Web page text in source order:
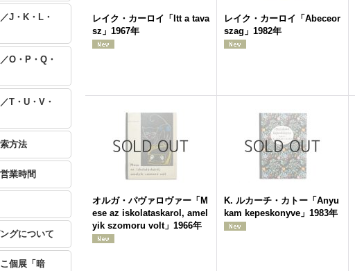
J・K・L・
O・P・Q・
T・U・V・
方法
業時間
グについて
個展「暗
レイク・カーロイ「Itt a tava
sz」1967年
レイク・カーロイ「Abeceor
szag」1982年
オルガ・パヴァロヴァー「M
ese az iskolataskarol, amel
yik szomoru volt」1966年
K. ルカーチ・カトー「Anyu
kam kepeskonyve」1983年